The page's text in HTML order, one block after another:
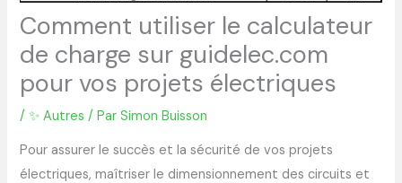
Comment utiliser le calculateur
de charge sur guidelec.com
pour vos projets électriques
/✨ Autres / ParSimon Buisson
Pour assurer le succès et la sécurité de vos projets
électriques, maîtriser le dimensionnement des circuits et